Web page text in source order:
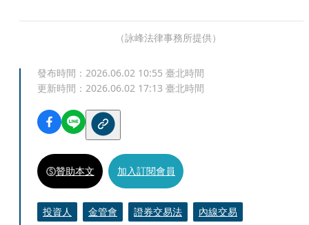
（詠峰法律事務所提供）
發布時間： 2026.06.02 10:55 臺北時間
更新時間： 2026.06.02 17:13 臺北時間
贊助本文 加入訂閱會員
投資人 金管會 證券交易法 內線交易